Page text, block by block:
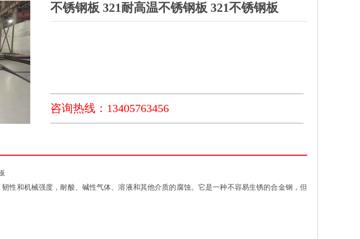
不锈钢板321耐高温不锈钢板321不锈钢板
咨询热线：13405763456
性和机械强度，耐酸、碱性气体、溶液和其他介质的腐蚀。它是一种不容易生锈的合金钢，但